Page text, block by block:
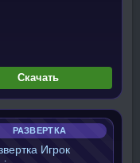
Скачать
РАЗВЕРТКА